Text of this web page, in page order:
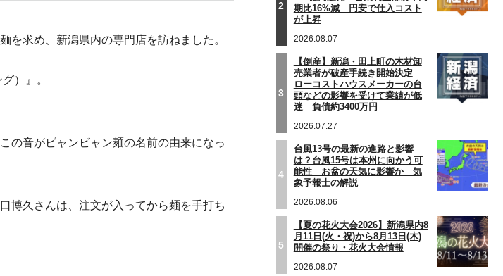
を求め、新潟県内の専門店を訪ねました。
）』。
の音がビャンビャン麺の名前の由来になっ
博久さんは、注文が入ってから麺を手打ち
2
期比16%減 円安で仕入コスト
が上昇
2026.08.07
3
【倒産】新潟・田上町の木材卸
売業者が破産手続き開始決定
ローコストハウスメーカーの台
頭などの影響を受けて業績が低
迷 負債約3400万円
2026.07.27
4
台風13号の最新の進路と影響
は？台風15号は本州に向かう可
能性 お盆の天気に影響か 気
象予報士の解説
2026.08.06
5
【夏の花火大会2026】新潟県内8
月11日(火・祝)から8月13日(木)
開催の祭り・花火大会情報
2026.08.07